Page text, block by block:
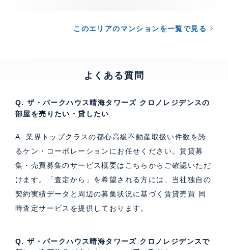
このエリアのマンションを一覧で見る
よくある質問
Q. ザ・パークハウス晴海タワーズ クロノレジデンスの
部屋を売りたい・貸したい
A. 業界トップクラスの都心高級不動産取扱い件数を誇
るケン・コーポレーションにお任せください。賃貸募
集・売買募集のサービス概要はこちら からご確認いただ
けます。「査定から」を希望される方には、当社独自の
契約実績データと周辺の募集状況に基づく 賃貸売買 同
時査定サービス を提供しております。
Q. ザ・パークハウス晴海タワーズ クロノレジデンスで